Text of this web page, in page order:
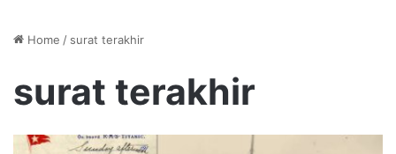
Home / surat terakhir
surat terakhir